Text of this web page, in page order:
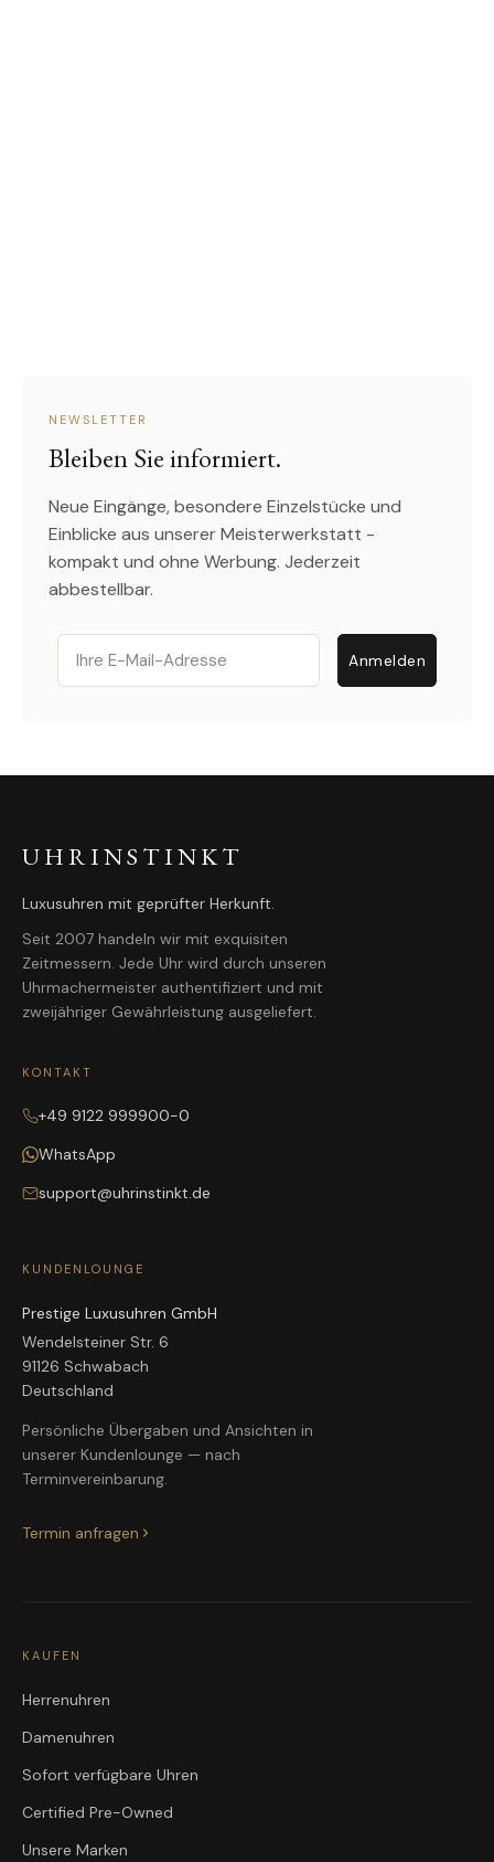
NEWSLETTER
Bleiben Sie informiert.
Neue Eingänge, besondere Einzelstücke und
Einblicke aus unserer Meisterwerkstatt -
kompakt und ohne Werbung. Jederzeit
abbestellbar.
Email
Anmelden
UHRINSTINKT
Luxusuhren mit geprüfter Herkunft.
Seit 2007 handeln wir mit exquisiten
Zeitmessern. Jede Uhr wird durch unseren
Uhrmachermeister authentifiziert und mit
zweijähriger Gewährleistung ausgeliefert.
KONTAKT
+49 9122 999900-0
WhatsApp
support@uhrinstinkt.de
KUNDENLOUNGE
Prestige Luxusuhren GmbH
Wendelsteiner Str. 6
91126 Schwabach
Deutschland
Persönliche Übergaben und Ansichten in
unserer Kundenlounge — nach
Terminvereinbarung.
Termin anfragen
KAUFEN
Herrenuhren
Damenuhren
Sofort verfügbare Uhren
Certified Pre-Owned
Unsere Marken